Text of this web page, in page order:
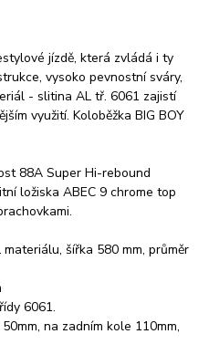
jízdě, která zvládá i ty
vysoko pevnostní sváry,
- slitina AL tř. 6061 zajistí
využití. Koloběžka BIG BOY
88A Super Hi-rebound
ložiska ABEC 9 chrome top
šířka 580 mm, průměr
6061.
na zadním kole 110mm,